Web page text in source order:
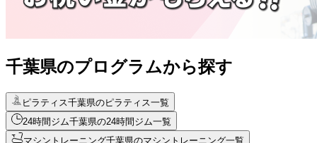
千葉県のプログラムから探す
ピラティス千葉県のピラティス一覧
24時間ジム千葉県の24時間ジム一覧
マシントレーニング千葉県のマシントレーニング一覧